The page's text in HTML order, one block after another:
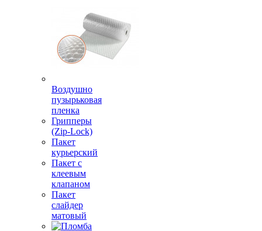
Воздушно
пузырьковая
пленка
Грипперы
(Zip-Lock)
Пакет
курьерский
Пакет с
клеевым
клапаном
Пакет
слайдер
матовый